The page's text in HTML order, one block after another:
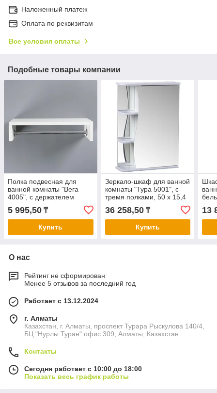
Наложенный платеж
Оплата по реквизитам
Все условия оплаты
Подобные товары компании
Полка подвесная для
ванной комнаты "Вега
4005", с держателем
полотенец, 43,2 х 20,1 х
10 см
5 995,50 ₸
Купить
Зеркало-шкаф для ванной
комнаты "Тура 5001", с
тремя полками, 50 х 15,4
36 258,50₸
Купить
13
О нас
Рейтинг не сформирован
Менее 5 отзывов за последний год
Работает с 13.12.2024
г. Алматы
Казахстан, г. Алматы, проспект Турара Рыскулова 140/4,
БЦ "Нурлы Туран" офис 309, Алматы, Казахстан
Контакты
Сегодня работает с 10:00 до 18:00
Показать весь график работы